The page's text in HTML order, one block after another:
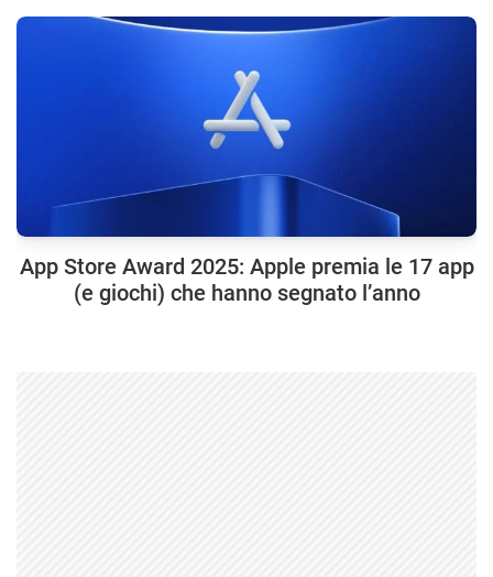
App Store Award 2025: Apple premia le 17 app
(e giochi) che hanno segnato l’anno